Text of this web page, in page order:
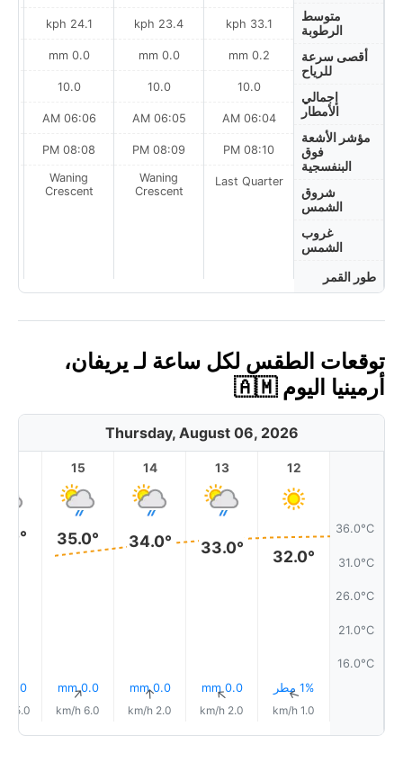
متوسط
الرطوبة
أقصى سرعة
للرياح
إجمالي
الأمطار
مؤشر الأشعة
فوق
البنفسجية
شروق
الشمس
غروب
الشمس
طور القمر
33.1 kph
0.2 mm
10.0
06:04 AM
08:10 PM
Last Quarter
23.4 kph
0.0 mm
10.0
06:05 AM
08:09 PM
Waning
Crescent
24.1 kph
0.0 mm
10.0
06:06 AM
08:08 PM
Waning
Crescent
توقعات الطقس لكل ساعة لـ يريفان،
أرمينيا اليوم 🇦🇲
Thursday, August 06, 2026
36.0°C
31.0°C
26.0°C
21.0°C
16.0°C
12
32.0°
1% مطر↑
1.0 km/h
13
33.0°
0.0 mm
↑
2.0 km/h
14
34.0°
0.0 mm
↑
2.0 km/h
15
35.0°
0.0 mm
↑
6.0 km/h
0.0 mm
15.0 km/h